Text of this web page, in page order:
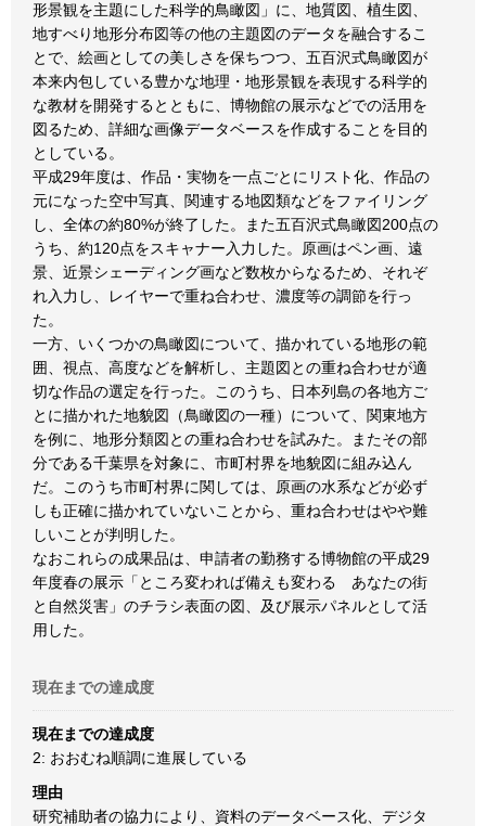
形景観を主題にした科学的鳥瞰図」に、地質図、植生図、
地すべり地形分布図等の他の主題図のデータを融合するこ
とで、絵画としての美しさを保ちつつ、五百沢式鳥瞰図が
本来内包している豊かな地理・地形景観を表現する科学的
な教材を開発するとともに、博物館の展示などでの活用を
図るため、詳細な画像データベースを作成することを目的
としている。
平成29年度は、作品・実物を一点ごとにリスト化、作品の
元になった空中写真、関連する地図類などをファイリング
し、全体の約80%が終了した。また五百沢式鳥瞰図200点の
うち、約120点をスキャナー入力した。原画はペン画、遠
景、近景シェーディング画など数枚からなるため、それぞ
れ入力し、レイヤーで重ね合わせ、濃度等の調節を行っ
た。
一方、いくつかの鳥瞰図について、描かれている地形の範
囲、視点、高度などを解析し、主題図との重ね合わせが適
切な作品の選定を行った。このうち、日本列島の各地方ご
とに描かれた地貌図（鳥瞰図の一種）について、関東地方
を例に、地形分類図との重ね合わせを試みた。またその部
分である千葉県を対象に、市町村界を地貌図に組み込ん
だ。このうち市町村界に関しては、原画の水系などが必ず
しも正確に描かれていないことから、重ね合わせはやや難
しいことが判明した。
なおこれらの成果品は、申請者の勤務する博物館の平成29
年度春の展示「ところ変われば備えも変わる あなたの街
と自然災害」のチラシ表面の図、及び展示パネルとして活
用した。
現在までの達成度
現在までの達成度
2: おおむね順調に進展している
理由
研究補助者の協力により、資料のデータベース化、デジタ